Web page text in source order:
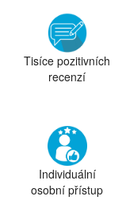
Tisíce pozitivních
recenzí
Individuální
osobní přístup